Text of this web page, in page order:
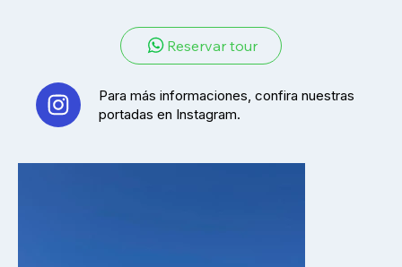
Reservar tour
Para más informaciones, confira nuestras
portadas en Instagram.